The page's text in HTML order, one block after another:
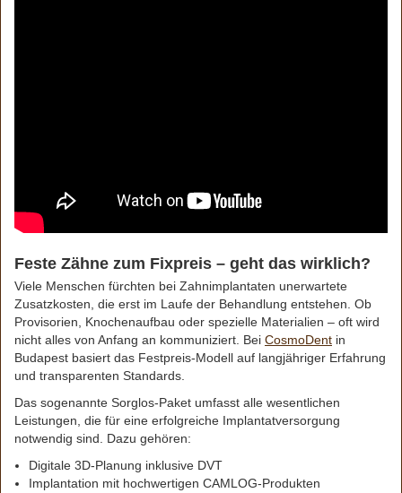
Feste Zähne zum Fixpreis – geht das wirklich?
Viele Menschen fürchten bei Zahnimplantaten unerwartete
Zusatzkosten, die erst im Laufe der Behandlung entstehen. Ob
Provisorien, Knochenaufbau oder spezielle Materialien – oft wird
nicht alles von Anfang an kommuniziert. Bei CosmoDent in
Budapest basiert das Festpreis-Modell auf langjähriger Erfahrung
und transparenten Standards.
Das sogenannte Sorglos-Paket umfasst alle wesentlichen
Leistungen, die für eine erfolgreiche Implantatversorgung
notwendig sind. Dazu gehören:
Digitale 3D-Planung inklusive DVT
Implantation mit hochwertigen CAMLOG-Produkten